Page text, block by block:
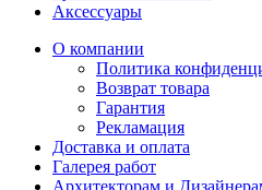
Аксессуары
О компании
Политика
Возврат товара
Гарантия
Рекламация
Доставка и оплата
Галерея работ
Архитекторам и